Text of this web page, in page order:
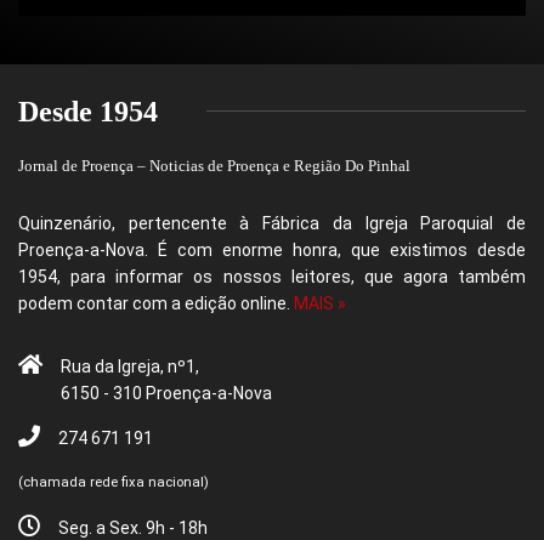
Desde 1954
Jornal de Proença – Noticias de Proença e Região Do Pinhal
Quinzenário, pertencente à Fábrica da Igreja Paroquial de
Proença-a-Nova. É com enorme honra, que existimos desde
1954, para informar os nossos leitores, que agora também
podem contar com a edição online. MAIS »
Rua da Igreja, nº1,
6150 - 310 Proença-a-Nova
274 671 191
(chamada rede fixa nacional)
Seg. a Sex. 9h - 18h